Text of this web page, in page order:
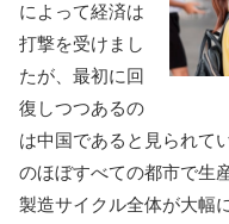
によって経済は
打撃を受けまし
たが、最初に回
復しつつあるの
は中国であると見られて
のほぼすべての都市で生
製造サイクル全体が大幅